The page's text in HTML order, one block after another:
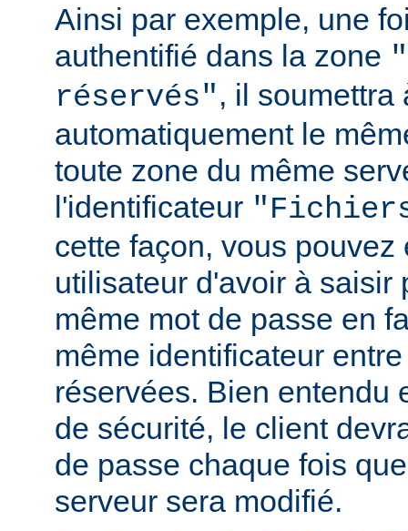
Ainsi par exemple, une
authentifié dans la zone
réservés", il soumettra
automatiquement le
toute zone du même
l'identificateur
cette façon, vous pouvez
utilisateur d'avoir à saisir
même mot de passe en
même identificateur
réservées. Bien entendu
de sécurité, le client
de passe chaque fois
serveur sera modifié.